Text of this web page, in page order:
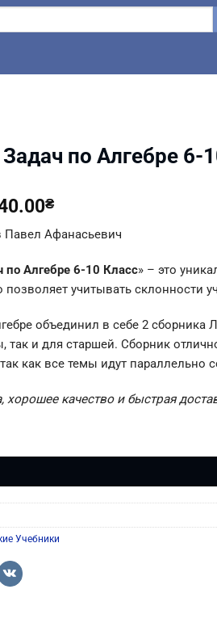
по Алгебре 6-
₴Текущая
цена:
240.00₴.
Павел Афанасьевич
по Алгебре 6-10 Класс» – это
учитывать склонности
объединил в себе 2 сборника
так и для старшей. Сборник
как все темы идут параллельно
хорошее качество и быстрая
Сборник Задач по Алгебре 6-10
Учебники